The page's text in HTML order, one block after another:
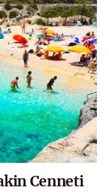
Cenneti